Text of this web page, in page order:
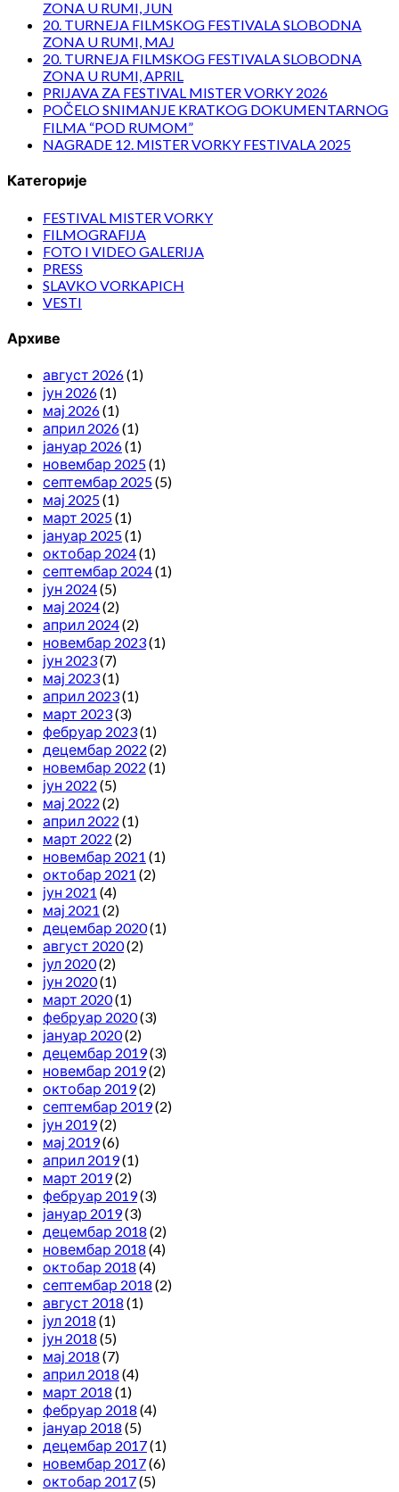
ZONA U RUMI, JUN
20. TURNEJA FILMSKOG FESTIVALA SLOBODNA
ZONA U RUMI, MAJ
20. TURNEJA FILMSKOG FESTIVALA SLOBODNA
ZONA U RUMI, APRIL
PRIJAVA ZA FESTIVAL MISTER VORKY 2026
POČELO SNIMANJE KRATKOG DOKUMENTARNOG
FILMA “POD RUMOM”
NAGRADE 12. MISTER VORKY FESTIVALA 2025
Категорије
FESTIVAL MISTER VORKY
FILMOGRAFIJA
FOTO I VIDEO GALERIJA
PRESS
SLAVKO VORKAPICH
VESTI
Архиве
август 2026(1)
јун 2026(1)
мај 2026(1)
април 2026(1)
јануар 2026(1)
новембар 2025(1)
септембар 2025(5)
мај 2025(1)
март 2025(1)
јануар 2025(1)
октобар 2024(1)
септембар 2024(1)
јун 2024(5)
мај 2024(2)
април 2024(2)
новембар 2023(1)
јун 2023(7)
мај 2023(1)
април 2023(1)
март 2023(3)
фебруар 2023(1)
децембар 2022 (2)
новембар 2022 (1)
јун 2022 (5)
мај 2022 (2)
април 2022 (1)
март 2022 (2)
новембар 2021 (1)
октобар 2021 (2)
јун 2021 (4)
мај 2021 (2)
децембар 2020(1)
август 2020(2)
јул 2020(2)
јун 2020(1)
март 2020(1)
фебруар 2020(3)
јануар 2020(2)
децембар 2019(3)
новембар 2019(2)
октобар 2019(2)
септембар 2019(2)
јун 2019(2)
мај 2019(6)
април 2019(1)
март 2019(2)
фебруар 2019(3)
јануар 2019(3)
децембар 2018 (2)
новембар 2018 (4)
октобар 2018 (4)
септембар 2018 (2)
август 2018 (1)
јул 2018 (1)
јун 2018 (5)
мај 2018 (7)
април 2018 (4)
март 2018 (1)
фебруар 2018 (4)
јануар 2018 (5)
децембар 2017(1)
новембар 2017(6)
октобар 2017(5)